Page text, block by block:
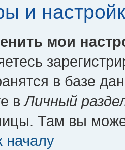
и
мои
в базе
вЛичный
Там вы
началу